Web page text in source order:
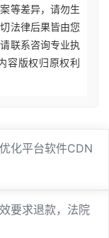
等差异，请勿生
法律后果皆由您
联系咨询专业执
容版权归原权利
化平台软件CDN
要求退款，法院